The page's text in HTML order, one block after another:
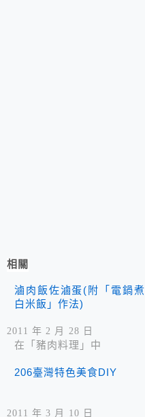
相關
滷肉飯佐滷蛋(附「電鍋煮
白米飯」作法)
2011 年 2 月 28 日
在「豬肉料理」中
206臺灣特色美食DIY
2011 年 3 月 10 日